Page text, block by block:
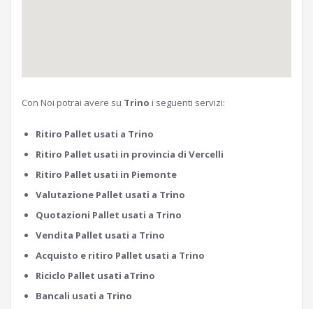
Con Noi potrai avere su Trino i seguenti servizi:
Ritiro Pallet usati a Trino
Ritiro Pallet usati in provincia di Vercelli
Ritiro Pallet usati in Piemonte
Valutazione Pallet usati a Trino
Quotazioni Pallet usati a Trino
Vendita Pallet usati a Trino
Acquisto e ritiro Pallet usati a Trino
Riciclo Pallet usati aTrino
Bancali usati a Trino